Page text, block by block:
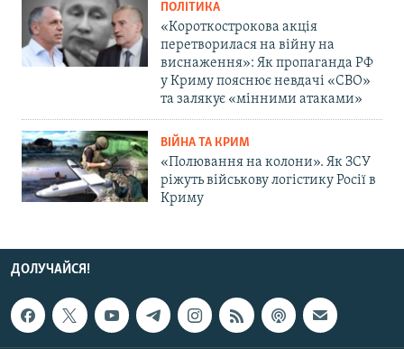
ПОЛІТИКА
«Короткострокова акція
перетворилася на війну на
виснаження»: Як пропаганда РФ
у Криму пояснює невдачі «СВО»
та залякує «мінними атаками»
ВІЙНА ТА КРИМ
«Полювання на колони». Як ЗСУ
ріжуть військову логістику Росії в
Криму
ДОЛУЧАЙСЯ!